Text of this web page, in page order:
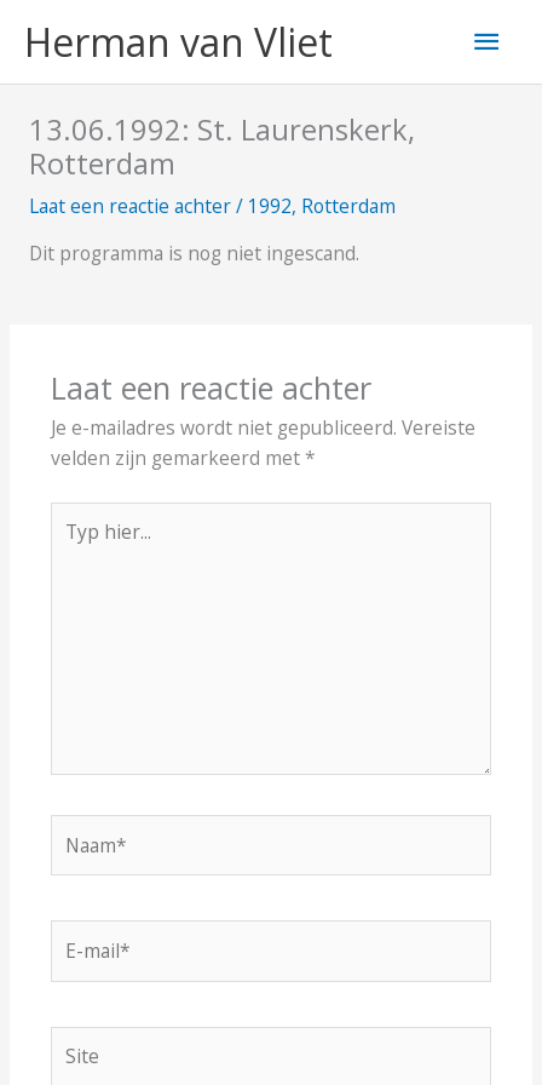
naarHerman van Vliet
13.06.1992: St. Laurenskerk,
Rotterdam
Laat een reactie achter/ 1992, Rotterdam
Dit programma is nog niet ingescand.
Laat een reactie achter
Je e-mailadres wordt niet gepubliceerd. Vereiste
velden zijn gemarkeerd met*
hier...
mail*